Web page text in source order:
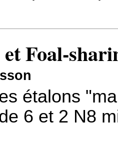
Foal-
étalons
6 et 2 N8